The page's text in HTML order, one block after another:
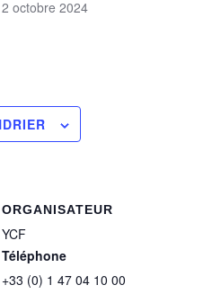
2 octobre 2024
ORGANISATEUR
YCF
Téléphone
+33 (0) 1 47 04 10 00